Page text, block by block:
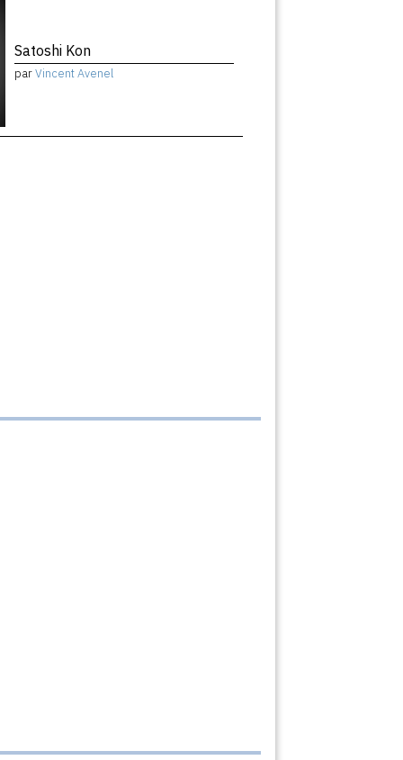
Satoshi Kon
parVincent Avenel